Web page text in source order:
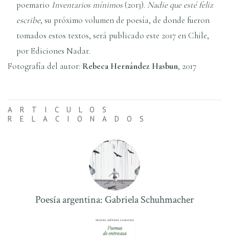
poemario Inventarios mí­nimos(2013). Nadie que esté feliz
escribe, su próximo volumen de poesí­a, de donde fueron
tomados estos textos, será publicado este 2017 en Chile,
por Ediciones Nadar.
Fotografí­a del autor: Rebeca Hernández Hasbun, 2017
ARTICULOS
RELACIONADOS
Poesí­a argentina: Gabriela Schuhmacher